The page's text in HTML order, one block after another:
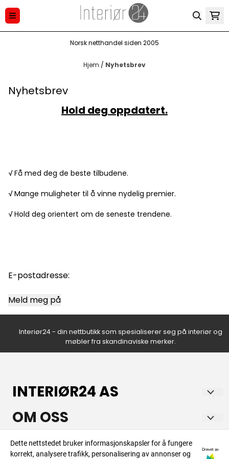
Hopp til innhold
Norsk netthandel siden 2005
Hjem / Nyhetsbrev
Nyhetsbrev
Hold deg oppdatert.
√Få med deg de beste tilbudene.
√Mange muligheter til å vinne nydelig premier.
√Hold deg orientert om de seneste trendene.
E-postadresse:
Meld meg på
Interiør24 - din nettbutikk som spesialiserer seg på interiør og
møbler fra skandinaviske merker.
INTERIØR24 AS
Vi brenner for å skape inspirerende og funksjonelle hjem, og
kombinerer stil, kvalitet og tidløs design. Hos oss finner du
OM OSS
Hensmoveien 26
INFO
Dette nettstedet bruker informasjonskapsler for å fungere
korrekt, analysere trafikk, personalisering av annonser og
Drevet av